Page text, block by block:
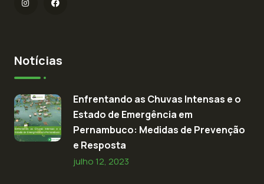
Notícias
Enfrentando as Chuvas Intensas e o
Estado de Emergência em
Pernambuco: Medidas de Prevenção
e Resposta
julho 12, 2023